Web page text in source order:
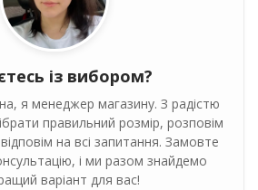
із вибором?
я менеджер магазину. З радістю
правильний розмір, розповім
на всі запитання. Замовте
і ми разом знайдемо
варіант для вас!